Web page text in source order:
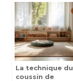
email
marketing qui
font la
difference
La technique du
coussin de